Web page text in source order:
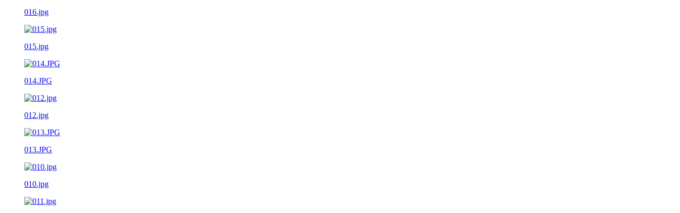
016.jpg
015.jpg
014.JPG
012.jpg
013.JPG
010.jpg